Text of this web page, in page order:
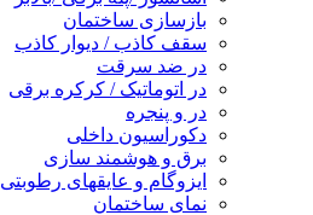
بازسازی ساختمان
سقف کاذب / دیوار کاذب
در ضد سرقت
در اتوماتیک / کرکره برقی
در و پنجره
دکوراسیون داخلی
برق و هوشمند سازی
ایزوگام و عایقهای رطوبتی
نمای ساختمان